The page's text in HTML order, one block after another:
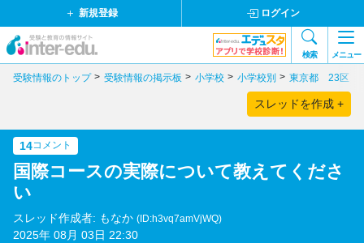
新規登録 ログイン
検索 メニュー
受験情報のトップ 受験情報の掲示板 小学校 小学校別 東京都 23区
スレッドを作成 +
14コメント
国際コースの実際について教えてくださ
い
スレッド作成者: もなか (ID:h3vq7amVjWQ)
2025年 08月 03日 22:30